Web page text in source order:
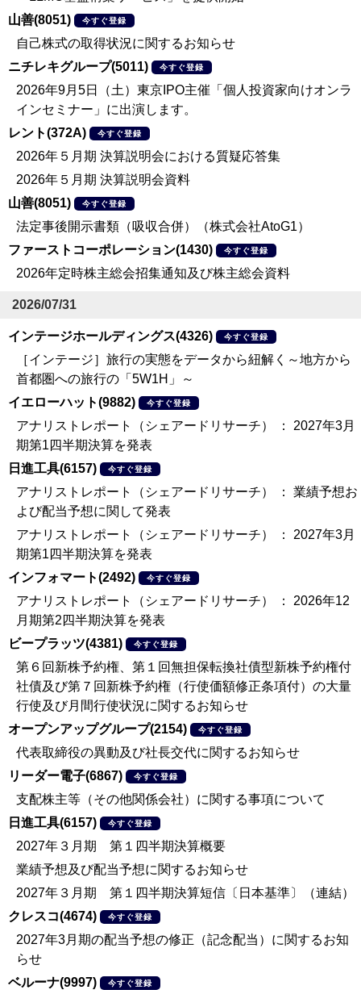
山善(8051)
今すぐ登録
自己株式の取得状況に関するお知らせ
ニチレキグループ(5011)
今すぐ登録
2026年9月5日（土）東京IPO主催「個人投資家向けオンラ
インセミナー」に出演します。
レント(372A)
今すぐ登録
2026年５月期 決算説明会における質疑応答集
2026年５月期 決算説明会資料
山善(8051)
今すぐ登録
法定事後開示書類（吸収合併）（株式会社AtoG1）
ファーストコーポレーション(1430)
今すぐ登録
2026年定時株主総会招集通知及び株主総会資料
2026/07/31
インテージホールディングス(4326) 今すぐ登録
［インテージ］旅行の実態をデータから紐解く～地方から
首都圏への旅行の「5W1H」～
イエローハット(9882)
今すぐ登録
アナリストレポート（シェアードリサーチ） ： 2027年3月
期第1四半期決算を発表
日進工具(6157)
今すぐ登録
アナリストレポート（シェアードリサーチ） ： 業績予想お
よび配当予想に関して発表
アナリストレポート（シェアードリサーチ） ： 2027年3月
期第1四半期決算を発表
インフォマート(2492)
今すぐ登録
アナリストレポート（シェアードリサーチ） ： 2026年12
月期第2四半期決算を発表
ビープラッツ(4381)
今すぐ登録
第６回新株予約権、第１回無担保転換社債型新株予約権付
社債及び第７回新株予約権（行使価額修正条項付）の大量
行使及び月間行使状況に関するお知らせ
オープンアップグループ(2154)
今すぐ登録
代表取締役の異動及び社長交代に関するお知らせ
リーダー電子(6867)
今すぐ登録
支配株主等（その他関係会社）に関する事項について
日進工具(6157)
今すぐ登録
2027年３月期 第１四半期決算概要
業績予想及び配当予想に関するお知らせ
2027年３月期 第１四半期決算短信〔日本基準〕（連結）
クレスコ(4674)
今すぐ登録
2027年3月期の配当予想の修正（記念配当）に関するお知
らせ
ベルーナ(9997)
今すぐ登録